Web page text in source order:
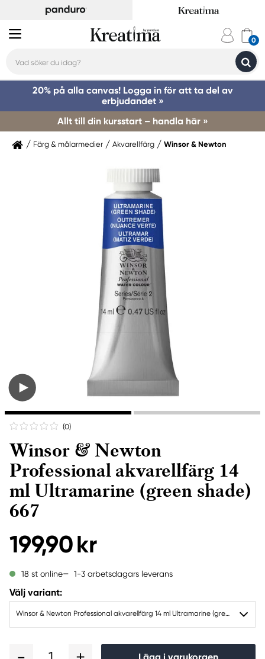
20% på alla canvas! Logga in för att ta del av
erbjudandet »
Allt till din kursstart – handla här »
Färg & målarmedier Akvarellfärg Winsor & Newton
(0)
Winsor & Newton
Professional akvarellfärg 14
ml Ultramarine (green shade)
667
199,90 kr
18 st online 1-3 arbetsdagars leverans
Välj variant:
Winsor & Newton Professional akvarellfärg 14 ml Ultramarine (green shade) 667